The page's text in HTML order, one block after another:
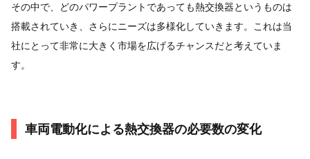
その中で、どのパワープラントであっても熱交換器というものは
搭載されていき、さらにニーズは多様化していきます。これは当
社にとって非常に大きく市場を広げるチャンスだと考えていま
す。
車両電動化による熱交換器の必要数の変化